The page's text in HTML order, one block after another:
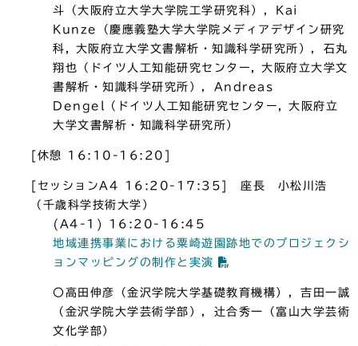
斗（大阪府立大学大学院工学研究科），Kai
Kunze（慶應義塾大学大学院メディアデザイン研究
科, 大阪府立大学文書解析・知識科学研究所），石丸
翔也（ドイツ人工知能研究センター, 大阪府立大学文
書解析・知識科学研究所），Andreas
Dengel（ドイツ人工知能研究センター, 大阪府立
大学文書解析・知識科学研究所）
[休憩 16:10-16:20]
[セッションA4 16:20-17:35] 座長 小松川浩
（千歳科学技術大学）
(A4-1) 16:20-16:45
地域連携事業における粟崎遊園跡地でのプロジェクシ
ョンマッピングの制作と実演
〇高田伸彦（金沢学院大学基礎教育機構），吉田一誠
（金沢学院大学芸術学部），辻合秀一（富山大学芸術
文化学部）